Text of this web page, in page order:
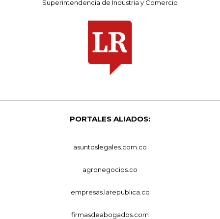
Superintendencia de Industria y Comercio
PORTALES ALIADOS:
asuntoslegales.com.co
agronegocios.co
empresas.larepublica.co
firmasdeabogados.com